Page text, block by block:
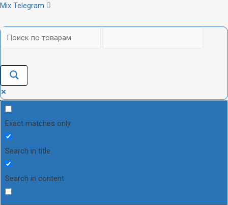
Mix Telegram
Exact matches only
Search in title
Search in content